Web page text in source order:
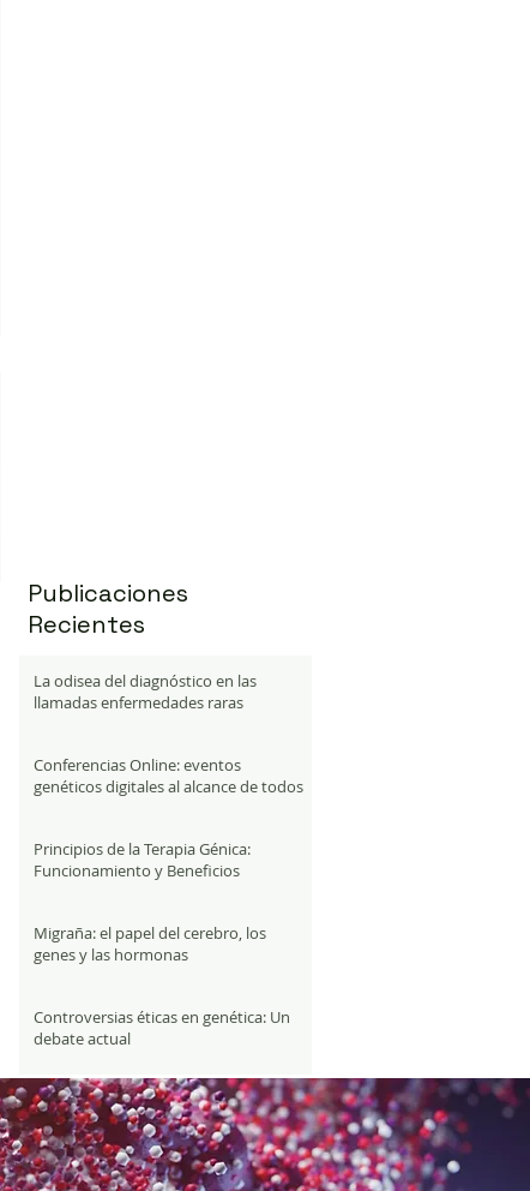
Publicaciones
Recientes
La odisea del diagnóstico en las
llamadas enfermedades raras
Conferencias Online: eventos
genéticos digitales al alcance de todos
Principios de la Terapia Génica:
Funcionamiento y Beneficios
Migraña: el papel del cerebro, los
genes y las hormonas
Controversias éticas en genética: Un
debate actual